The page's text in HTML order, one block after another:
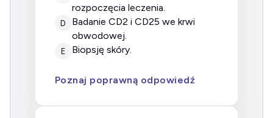
rozpoczęcia leczenia.
D
badanie CD2 i CD25 we krwi
obwodowej.
E biopsję skóry.
Poznaj poprawną odpowiedź